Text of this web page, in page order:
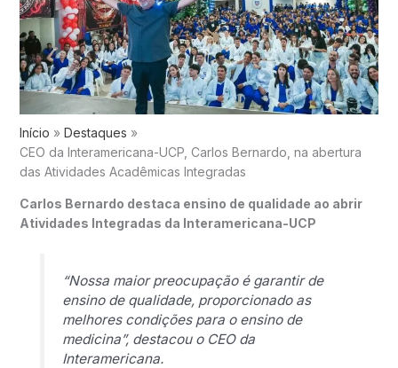
Início
Destaques
CEO da Interamericana-UCP, Carlos Bernardo, na abertura
das Atividades Acadêmicas Integradas
Carlos Bernardo destaca ensino de qualidade ao abrir
Atividades Integradas da Interamericana-UCP
“Nossa maior preocupação é garantir de
ensino de qualidade, proporcionado as
melhores condições para o ensino de
medicina”, destacou o CEO da
Interamericana.